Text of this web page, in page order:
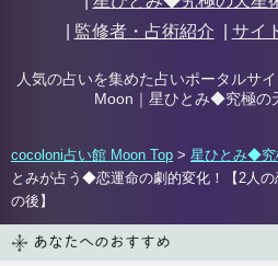
監修者・占術紹介 サイ
人気の占いを集めた占いポータルサ
Moon｜ 星ひとみ◆究極の
cocoloni占い館 Moon Top > 星ひとみ◆究
とみが占う◆恋運命の劇的変化！【2人
の後】
あなたへのおすすめ